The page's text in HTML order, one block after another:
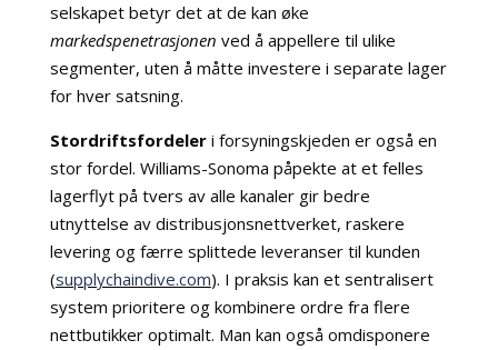
selskapet betyr det at de kan øke
markedspenetrasjonen ved å appellere til ulike
segmenter, uten å måtte investere i separate lager
for hver satsning.
Stordriftsfordeleri forsyningskjeden er også en
stor fordel. Williams-Sonoma påpekte at et felles
lagerflyt på tvers av alle kanaler gir bedre
utnyttelse av distribusjonsnettverket, raskere
levering og færre splittede leveranser til kunden
(supplychaindive.com). I praksis kan et sentralisert
system prioritere og kombinere ordre fra flere
nettbutikker optimalt. Man kan også omdisponere